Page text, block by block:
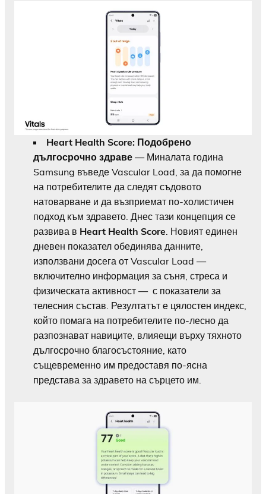
Heart Health Score: Подобрено
дългосрочно здраве — Миналата година
Samsung въведе Vascular Load, за да помогне
на потребителите да следят съдовото
натоварване и да възприемат по-холистичен
подход към здравето. Днес тази концепция се
развива в Heart Health Score . Новият единен
дневен показател обединява данните,
използвани досега от Vascular Load —
включително информация за съня, стреса и
физическата активност — с показатели за
телесния състав. Резултатът е цялостен индекс,
който помага на потребителите по-лесно да
разпознават навиците, влияещи върху тяхното
дългосрочно благосъстояние, като
същевременно им предоставя по-ясна
представа за здравето на сърцето им.